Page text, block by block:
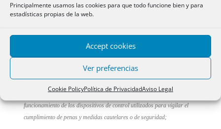
Principalmente usamos las cookies para que todo funcione bien y para
estadísticas propias de la web.
Accept cookies
Ver preferencias
Cookie PolicyPolítica de PrivacidadAviso Legal
del catálogo de agravantes de la estafa, administración desleal, delitos
corrupción privada, malversación, corrupción de agentes públicos
extranjeros, delitos de atentado y desobediencia, alteraciones del orden
público, incendios, detención ilegal, e intrusismo.
tipifican nuevos delitos dematrimonio forzado, hostigamiento o
obtenidas con la anuencia de la persona afectada, y manipulación del
funcionamiento de los dispositivos de control utilizados para vigilar el
cumplimiento de penas y medidas cautelares o de seguridad;